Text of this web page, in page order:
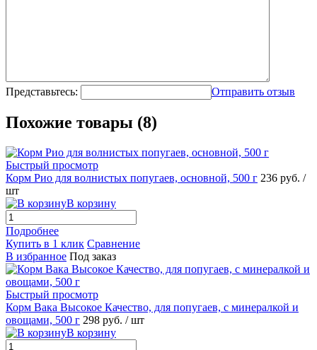
Представьтесь: Отправить отзыв
Похожие товары (8)
Быстрый просмотр
Корм Рио для волнистых попугаев, основной, 500 г 236 руб. /
шт
В корзину
Подробнее
Купить в 1 клик Сравнение
В избранное Под заказ
Быстрый просмотр
Корм Вака Высокое Качество, для попугаев, с минералкой и
овощами, 500 г 298 руб. / шт
В корзину